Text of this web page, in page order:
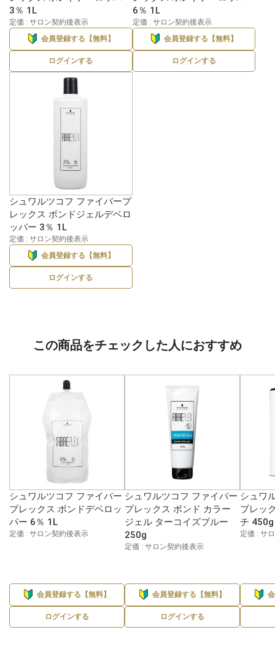
3％ 1L
定価 : サロン契約後表示
会員登録する【無料】
ログインする
6％ 1L
定価 : サロン契約後表示
会員登録する【無料】
ログインする
シュワルツコフ ファイバープ
レックス ボンドジェルデベロ
ッパー 3％ 1L
定価 : サロン契約後表示
会員登録する【無料】
ログインする
この商品をチェックした人におすすめ
シュワルツコフ ファイバー
プレックス ボンドデベロッ
パー 6％ 1L
定価 : サロン契約後表示
会員登録する【無料】
ログインする
シュワルツコフ ファイバー
プレックス ボンド カラー
ジェル ターコイズブルー
250g
定価 : サロン契約後表示
会員登録する【無料】
ログインする
シュワ
プレッ
チ 450g
定価 : サ